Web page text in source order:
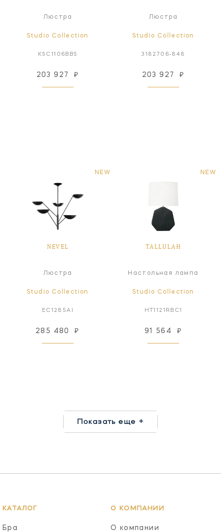
Люстра
Studio Collection
KSC1106BBS
203 927 ₽
Люстра
Studio Collection
3182706-848
203 927 ₽
NEW
NEVEL
Люстра
Studio Collection
EC1285AI
285 480 ₽
NEW
TALLULAH
Настольная лампа
Studio Collection
HT1121RBC1
91 564 ₽
Показать еще +
КАТАЛОГ
Бра
О КОМПАНИИ
О компании